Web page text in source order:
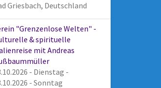
Griesbach, Deutschland
"Grenzenlose Welten" -
& spirituelle
mit Andreas
- Dienstag -
- Sonntag